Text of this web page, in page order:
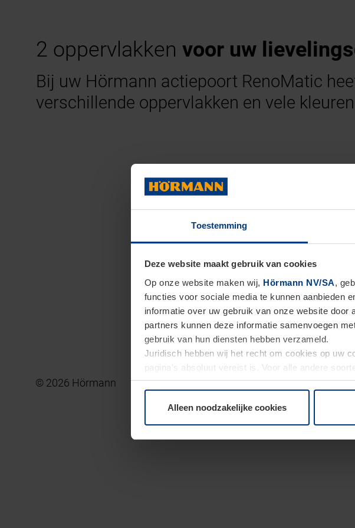
Toestemming
Deze website maakt gebruik van cookies
Op onze website maken wij, Hörmann NV/SA,
functies voor sociale media te kunnen aanbieden
informatie over uw gebruik van onze website
partners kunnen deze informatie samenvoegen
gebruik van hun diensten hebben verzameld.
Juridisch hebben wij het recht om cookies op uw
pagina's absoluut vereist is. Voor alle andere
moment bij de uitleg van de cookies op pagina
Alleen noodzakelijke cookies
2 oppervlakkenvoor uw
Bij uw Hörmann actiepoort RenoMatic
verschillende oppervlakken en vele
© 2026 Hörmann
Algemene verkoops- en